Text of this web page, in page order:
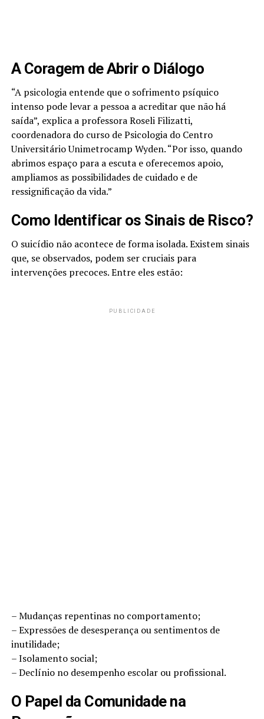
A Coragem de Abrir o Diálogo
“A psicologia entende que o sofrimento psíquico
intenso pode levar a pessoa a acreditar que não há
saída”, explica a professora Roseli Filizatti,
coordenadora do curso de Psicologia do Centro
Universitário Unimetrocamp Wyden. “Por isso, quando
abrimos espaço para a escuta e oferecemos apoio,
ampliamos as possibilidades de cuidado e de
ressignificação da vida.”
Como Identificar os Sinais de Risco?
O suicídio não acontece de forma isolada. Existem sinais
que, se observados, podem ser cruciais para
intervenções precoces. Entre eles estão:
PUBLICIDADE
– Mudanças repentinas no comportamento;
– Expressões de desesperança ou sentimentos de
inutilidade;
– Isolamento social;
– Declínio no desempenho escolar ou profissional.
O Papel da Comunidade na